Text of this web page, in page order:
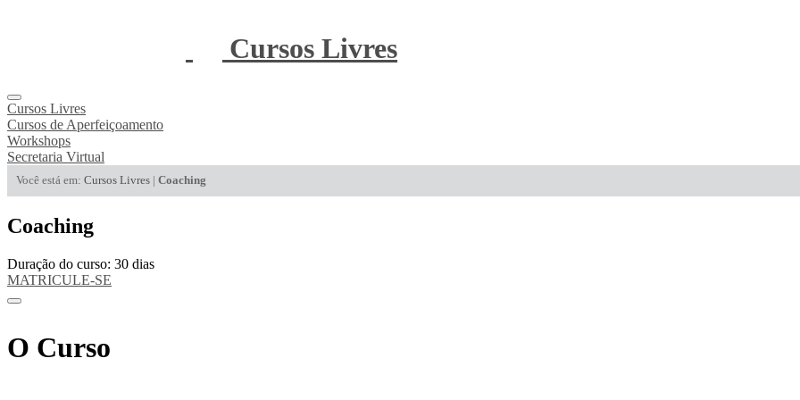
Cursos Livres
Cursos Livres
Cursos de Aperfeiçoamento
Workshops
Secretaria Virtual
Você está em: Cursos Livres | Coaching
Coaching
Duração do curso: 30 dias
MATRICULE-SE
O Curso